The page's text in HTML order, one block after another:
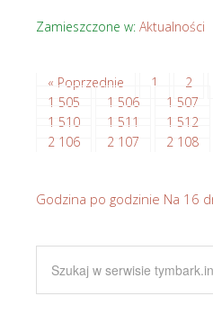
Zamieszczone w: Aktualności
« Poprzednie 1 2
1 505
1 506 1 507
1 510
1 511 1 512
2 106
2 107 2 108
Godzina po godzinie Na 16